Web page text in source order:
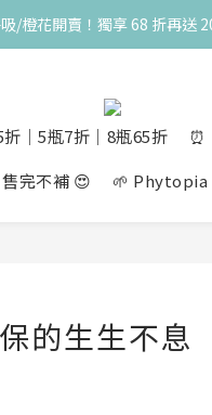
🧡 滿 3000 元加贈深呼吸
/橙花開賣！獨享 68 折再送
享 75 折，任五瓶享 7 折！
🧡 滿 3000 元加贈深呼吸10ml
折│5瓶7折│8瓶65折
⏰
完不補 😍 🌱 Phytopia
的生生不息